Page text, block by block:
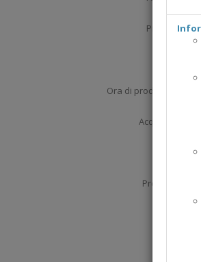
Prodotto
Ora di produzione
Acquistato
Problema